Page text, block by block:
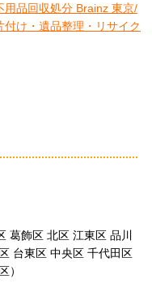
用品回収処分 Brainz 東京/
け・遺品整理・リサイク
葛飾区 北区 江東区 品川
台東区 中央区 千代田区
）